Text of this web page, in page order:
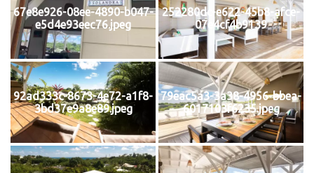
67e8e926-08ee-4890-b047-
e5d4e93eec76.jpeg
252280dc-e622-45b8-afce-
07e4cf4b9139
92ad333c-8673-4e72-a1f8-
3bd37e9a8e89.jpeg
79eac5a3-3a38-4956-bbea-
6017103f6235.jpeg